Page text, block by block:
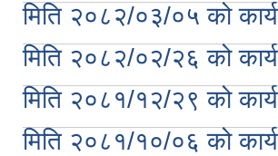
मिति २०८२/०३/०५ को
मिति २०८२/०२/२६ को
मिति २०८१/१२/२९ को
मिति २०८१/१०/०६ को